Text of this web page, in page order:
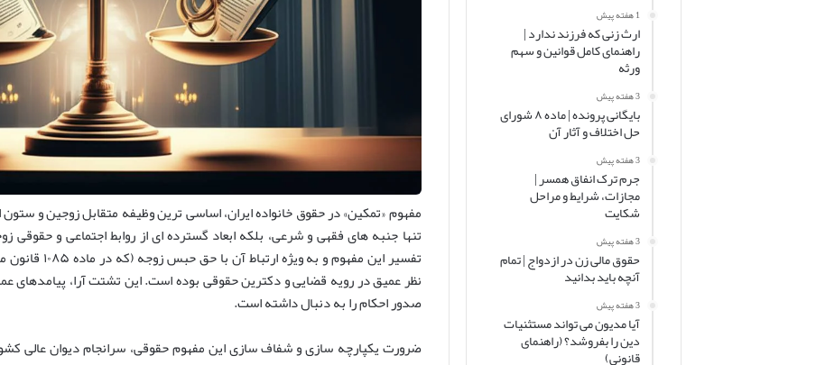
مفهوم «تمکین» در حقوق خانواده ایران، اساسی ترین وظیفه متقابل زوجین و
تنها جنبه های فقهی و شرعی، بلکه ابعاد گسترده ای از روابط اجتماعی و حقوقی
تفسیر این
نظر عمیق در رویه قضایی و دکترین حقوقی بوده است. این تشتت آرا، پیامدهای
صدور احکام را به دنبال داشته است.
ضرورت یکپارچه سازی و شفاف سازی این مفهوم حقوقی، سرانجام دیوان عالی
1 هفته پیش
ارث زنی که فرزند ندارد |
راهنمای کامل قوانین و سهم
ورثه
3 هفته پیش
بایگانی پرونده | ماده ۸ شورای
حل اختلاف و آثار آن
3 هفته پیش
جرم ترک انفاق همسر |
مجازات، شرایط و مراحل
شکایت
3 هفته پیش
حقوق مالی زن در ازدواج | تمام
آنچه باید بدانید
3 هفته پیش
آیا مدیون می تواند مستثنیات
دین را بفروشد؟ (راهنمای
قانونی)